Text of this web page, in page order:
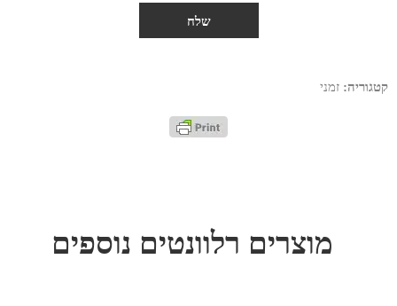
קטגוריה: זמני
מוצרים רלוונטים נוספים